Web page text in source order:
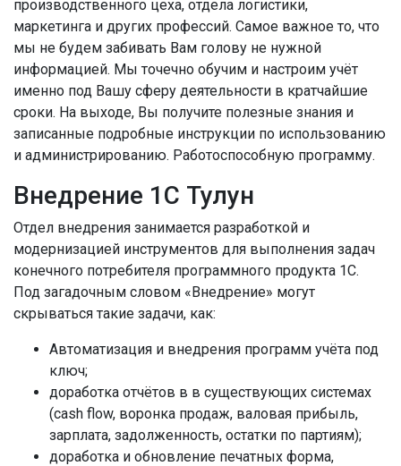
производственного цеха, отдела логистики,
маркетинга и других профессий. Самое важное то, что
мы не будем забивать Вам голову не нужной
информацией. Мы точечно обучим и настроим учёт
именно под Вашу сферу деятельности в кратчайшие
сроки. На выходе, Вы получите полезные знания и
записанные подробные инструкции по использованию
и администрированию. Работоспособную программу.
Внедрение 1С Тулун
Отдел внедрения занимается разработкой и
модернизацией инструментов для выполнения задач
конечного потребителя программного продукта 1С.
Под загадочным словом «Внедрение» могут
скрываться такие задачи, как:
Автоматизация и внедрения программ учёта под
ключ;
доработка отчётов в в существующих системах
(cash flow, воронка продаж, валовая прибыль,
зарплата, задолженность, остатки по партиям);
доработка и обновление печатных форма,